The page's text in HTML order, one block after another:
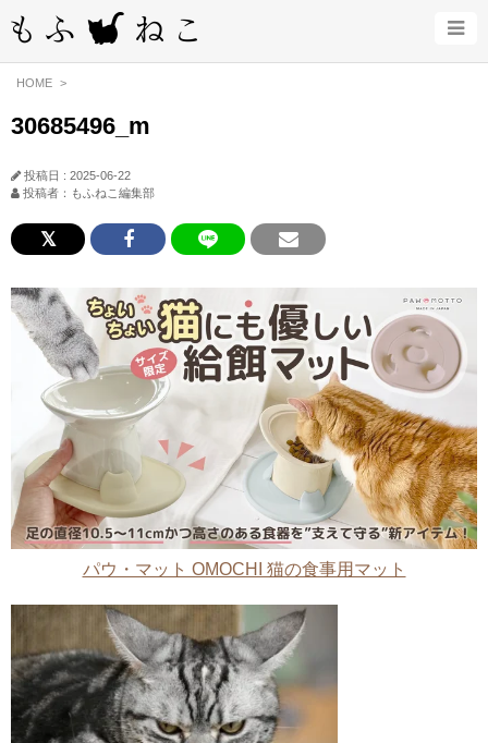
HOME
30685496_m
投稿日 : 2025-06-22
投稿者：もふねこ編集部
パウ・マット OMOCHI 猫の食事用マット